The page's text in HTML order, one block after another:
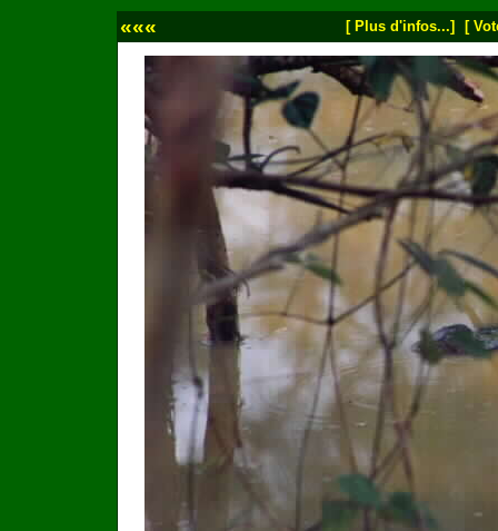
««« [ Plus d'infos...] [